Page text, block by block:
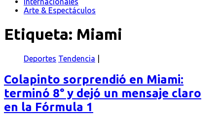
Arte & Espectáculos
Etiqueta: Miami
Deportes Tendencia
Colapinto sorprendió en Miami:
terminó 8° y dejó un mensaje claro
en la Fórmula 1